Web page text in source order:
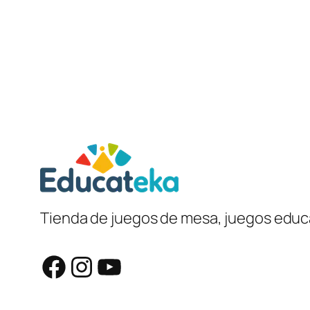
Tienda de juegos de mesa, juegos
Facebook Instagram YouTube